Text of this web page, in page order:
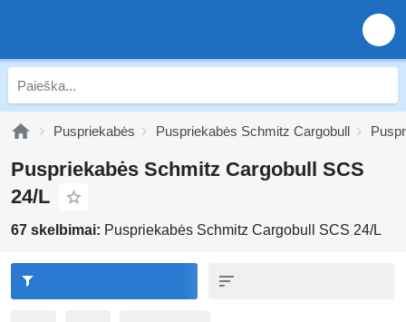
Puspriekabės Puspriekabės Schmitz Cargobull
Puspriekabės Schmitz Cargobull SCS
24/L
67 skelbimai: Puspriekabės Schmitz Cargobull SCS 24/L